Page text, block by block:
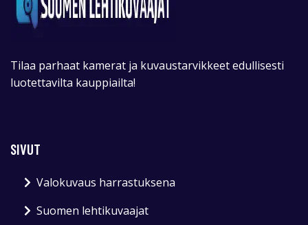
Tilaa parhaat kamerat ja kuvaustarvikkeet edullisesti
luotettavilta kauppiailta!
SIVUT
Valokuvaus harrastuksena
Suomen lehtikuvaajat